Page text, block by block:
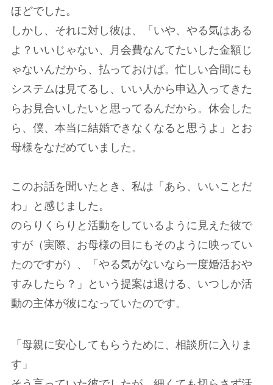
ほどでした。
しかし、それに対し彼は、「いや、やる気はある
よ？いいじゃない、月会費なんてたいした金額じ
ゃないんだから、払っておけば。忙しい合間にも
システムは見てるし、いい人から申込入ってきた
らお見合いしたいと思ってるんだから。休会した
ら、僕、本当に結婚できなくなると思うよ」とお
母様をなだめていました。
このお話を聞いたとき、私は「あら、いいことだ
わ」と感じました。
のらりくらりと活動をしているように見えた彼で
すが（実際、お母様の目にもそのように映ってい
たのですが）、「やる気がないなら一度婚活おや
すみしたら？」という提案は退ける、いつしか活
動の主体が彼になっていたのです。
「母親に安心してもらうために、相談所に入りま
す」